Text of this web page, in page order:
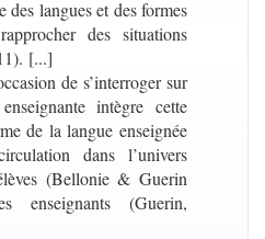
des langues et des formes
des situations
[...]
de s’interroger sur
intègre cette
de la langue enseignée
dans l’univers
(Bellonie & Guerin
enseignants (Guerin,